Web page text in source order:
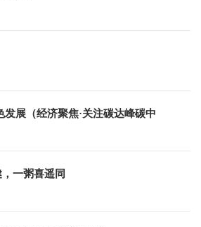
展（经济聚焦·关注碳达峰碳中
一粥喜遥同